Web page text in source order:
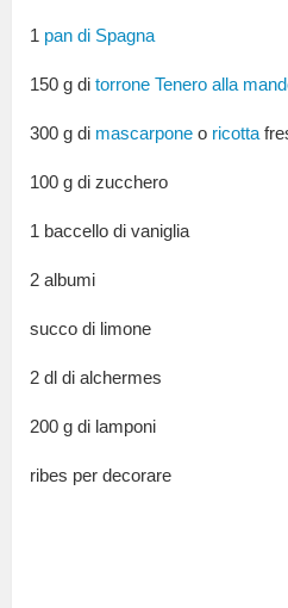
1 pan di Spagna
150 g di torrone Tenero alla
300 g di mascarpone o ricotta
100 g di zucchero
1 baccello di vaniglia
2 albumi
succo di limone
2 dl di alchermes
200 g di lamponi
ribes per decorare